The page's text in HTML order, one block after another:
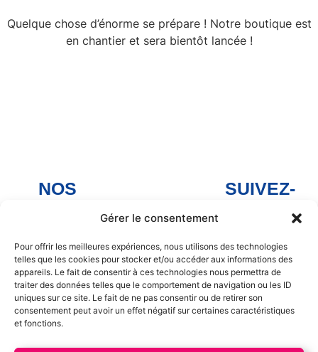
Gérer le consentement
Pour offrir les meilleures expériences, nous utilisons des technologies
telles que les cookies pour stocker et/ou accéder aux informations des
appareils. Le fait de consentir à ces technologies nous permettra de
traiter des données telles que le comportement de navigation ou les ID
uniques sur ce site. Le fait de ne pas consentir ou de retirer son
consentement peut avoir un effet négatif sur certaines caractéristiques
et fonctions.
Quelque chose d’énorme se prépare ! Notre boutique est
en chantier et sera bientôt lancée !
NOS
Noyen-sur-
Sarthe
Savigné-
l'Évêque
La Chapelle
Saint Aubin
SUIVEZ-
Arnage
Facebook
Noyen sur
Sarthe